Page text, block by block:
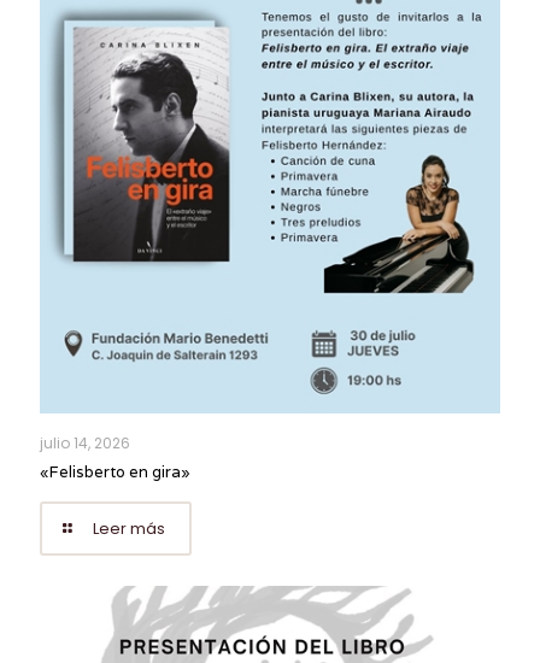
julio 14, 2026
«Felisberto en gira»
Leer más